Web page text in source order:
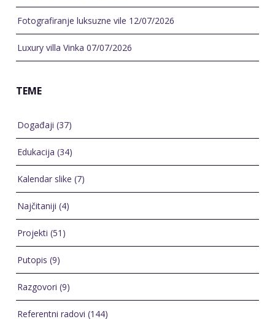
Fotografiranje luksuzne vile 12/07/2026
Luxury villa Vinka 07/07/2026
TEME
Događaji (37)
Edukacija (34)
Kalendar slike (7)
Najčitaniji (4)
Projekti (51)
Putopis (9)
Razgovori (9)
Referentni radovi (144)